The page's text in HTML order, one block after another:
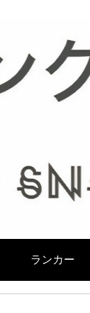
ランカー